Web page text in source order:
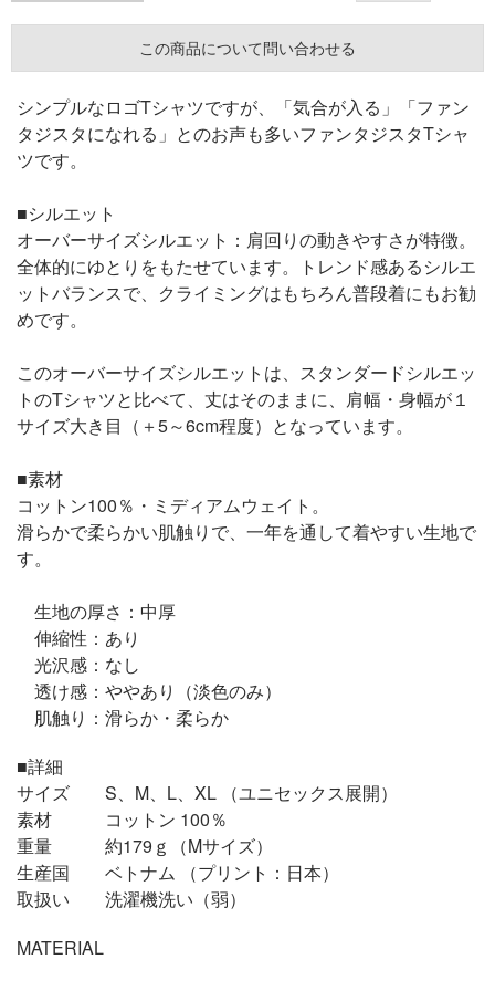
この商品について問い合わせる
シンプルなロゴTシャツですが、「気合が入る」「ファン
タジスタになれる」とのお声も多いファンタジスタTシャ
ツです。
■シルエット
オーバーサイズシルエット：肩回りの動きやすさが特徴。
全体的にゆとりをもたせています。トレンド感あるシルエ
ットバランスで、クライミングはもちろん普段着にもお勧
めです。
このオーバーサイズシルエットは、スタンダードシルエッ
トのTシャツと比べて、丈はそのままに、肩幅・身幅が１
サイズ大き目（＋5～6cm程度）となっています。
■素材
コットン100％・ミディアムウェイト。
滑らかで柔らかい肌触りで、一年を通して着やすい生地で
す。
生地の厚さ：中厚
伸縮性：あり
光沢感：なし
透け感：ややあり（淡色のみ）
肌触り：滑らか・柔らか
■詳細
サイズ S、M、L、XL （ユニセックス展開）
素材 コットン 100％
重量 約179ｇ（Mサイズ）
生産国 ベトナム （プリント：日本）
取扱い 洗濯機洗い（弱）
MATERIAL